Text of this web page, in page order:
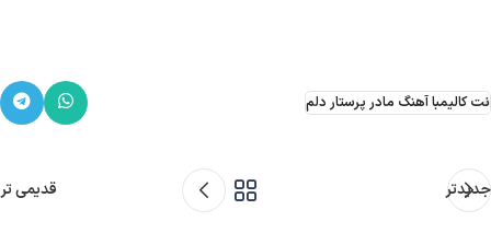
نت کالیمبا آهنگ مادر پرستار دلم
جدیدتر قدیمی تر